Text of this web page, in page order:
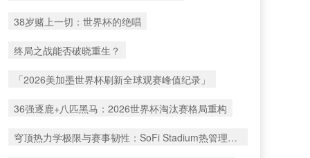
38岁赌上一切：世界杯的绝唱
终局之战能否破晓重生？
「2026美加墨世界杯刷新全球观赛峰值纪录」
36强逐鹿+八匹黑马：2026世界杯淘汰赛格局重构
穹顶热力学极限与赛事韧性：SoFi Stadium热管理系统在2026世界杯极端热浪下的适应性重构路径